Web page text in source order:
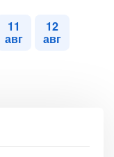
11
авг
12
авг